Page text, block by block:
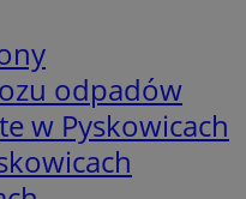
odpadów
w Pyskowicach